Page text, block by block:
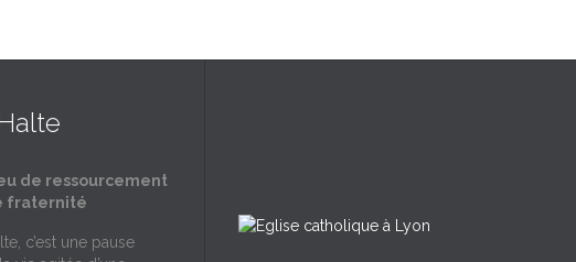
de ressourcement
fraternité
c’est une pause